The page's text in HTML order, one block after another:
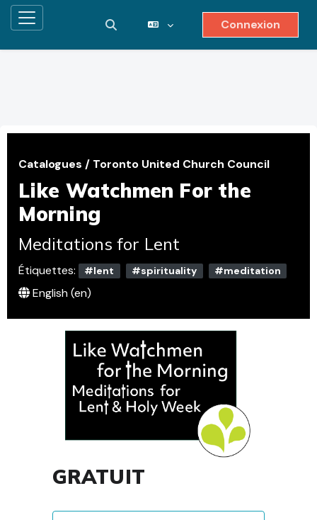
Panneau latéralActiver/désactiver la saisie de
Connexion
Catalogues / Toronto United Church Council
Like Watchmen For the
Morning
Meditations for Lent
Étiquettes: #lent #spirituality #meditation
English ‎(en)‎
GRATUIT